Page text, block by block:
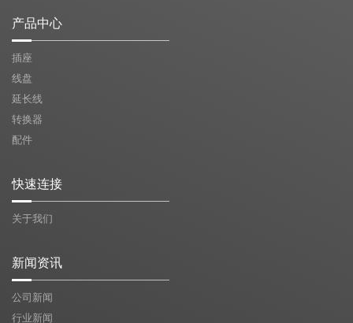
产品中心
插座
线盘
延长线
转换器
配件
快速连接
关于我们
新闻资讯
公司新闻
行业新闻